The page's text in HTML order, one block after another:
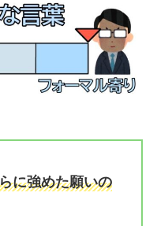
に強めた願いの